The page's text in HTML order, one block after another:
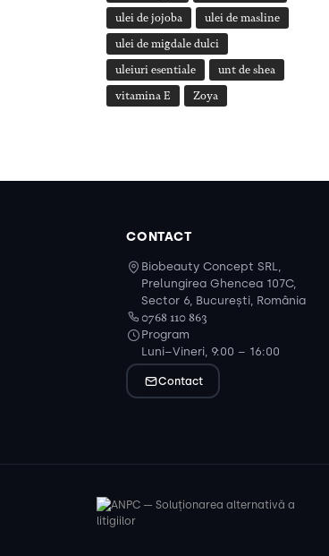
ulei de jojoba ulei de masline
ulei de migdale dulci
uleiuri esentiale unt de shea
vitamina E Zoya
CONTACT
Biobeauty Concept SRL,
Prelungirea Ghencea 107C,
Sector 6, București, România
0768 110 863
Program
Luni–Vineri, 9:00 – 16:00
Contact